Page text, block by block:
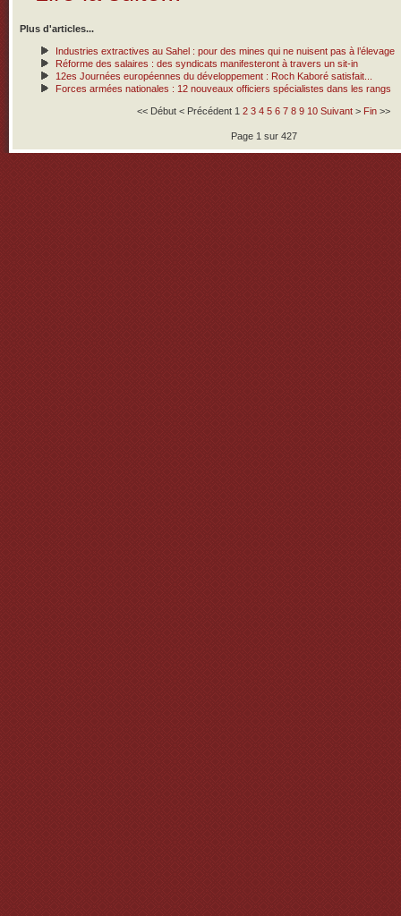
Plus d'articles...
Industries extractives au Sahel : pour des mines qui ne nuisent pas à l’élevage
Réforme des salaires : des syndicats manifesteront à travers un sit-in
12es Journées européennes du développement : Roch Kaboré satisfait...
Forces armées nationales : 12 nouveaux officiers spécialistes dans les rangs
<< Début < Précédent 1 2 3 4 5 6 7 8 9 10 Suivant > Fin >>
Page 1 sur 427